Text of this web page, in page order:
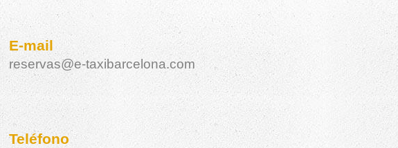
E-mail
reservas@e-taxibarcelona.com
Teléfono